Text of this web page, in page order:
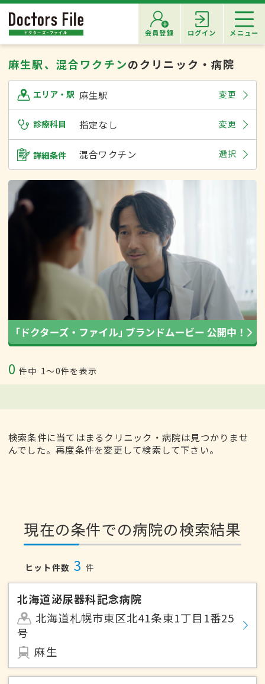
会員登録 ログイン メニュー
麻生駅、混合ワクチンのクリニック・病院
エリア・駅 麻生駅 変更
診療科目 指定なし 変更
詳細条件 混合ワクチン 選択
0 件中 1〜0件を表示
検索条件に当てはまるクリニック・病院は見つかりませ
んでした。再度条件を変更して検索して下さい。
現在の条件での病院の検索結果
ヒット件数 3 件
北海道泌尿器科記念病院
北海道札幌市東区北41条東1丁目1番25
号
麻生